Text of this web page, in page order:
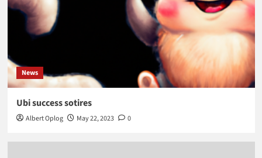
News
Ubi success sotires
Albert Oplog May 22, 2023 0